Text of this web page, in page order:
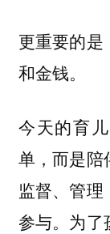
更重要的是
和金钱。
今天的育
单，而是陪
监督、管
参与。为了